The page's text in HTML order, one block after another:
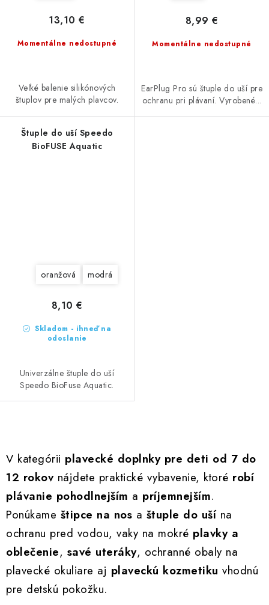
Momentálne nedostupné
13,10 €
Veľké balenie silikónových
štuplov pre malých plavcov.
Momentálne nedostupné
8,99 €
EarPlug Pro sú štuple do uší pre
ochranu pri plávaní. Vyrobené...
Štuple do uší Speedo
BioFUSE Aquatic
oranžová modrá
Skladom - ihneď na
odoslanie
8,10 €
Univerzálne štuple do uší
Speedo BioFuse Aquatic.
v
l
á
d
a
c
i
e
p
r
V kategórii plavecké doplnky pre deti od 7 do
12 rokovnájdete praktické vybavenie, ktoré robí
plávanie pohodlnejším a príjemnejším.
Ponúkame štipce na nos a štuple do ušína
ochranu pred vodou, vaky na mokré plavky a
oblečenie, savé uteráky, ochranné obaly na
plavecké okuliare aj plaveckú kozmetiku vhodnú
pre detskú pokožku.